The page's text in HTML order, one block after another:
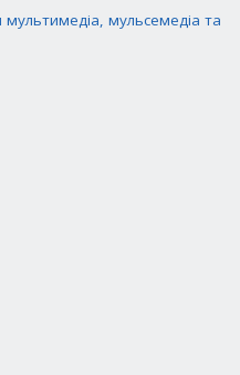
мульсемедіа та